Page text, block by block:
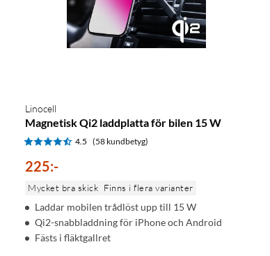
Linocell
Magnetisk Qi2 laddplatta för bilen 15 W
4.5 (58 kundbetyg)
225:-
Mycket bra skick Finns i flera varianter
Laddar mobilen trådlöst upp till 15 W
Qi2-snabbladdning för iPhone och Android
Fästs i fläktgallret